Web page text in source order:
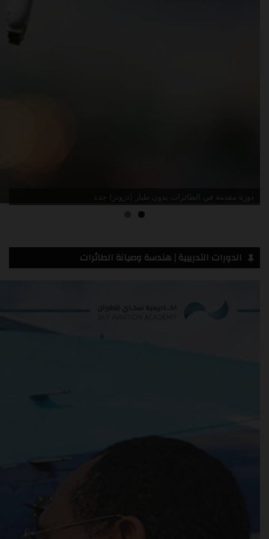
دورة مقدمة في الطائرات بدون طيار (درونز) جدة
الدورات التدريبية | هندسة وصيانة الطائرات